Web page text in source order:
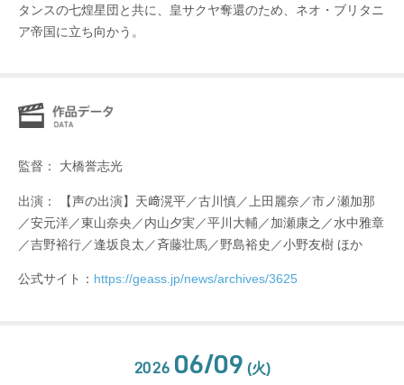
タンスの七煌星団と共に、皇サクヤ奪還のため、ネオ・ブリタニ
ア帝国に立ち向かう。
監督： 大橋誉志光
出演： 【声の出演】天﨑滉平／古川慎／上田麗奈／市ノ瀬加那
／安元洋／東山奈央／内山夕実／平川大輔／加瀬康之／水中雅章
／吉野裕行／逢坂良太／斉藤壮馬／野島裕史／小野友樹 ほか
公式サイト： https://geass.jp/news/archives/3625
2026 06/09 (火)